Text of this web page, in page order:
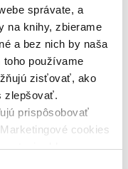
správate, a
na knihy, zbierame
a bez nich by naša
používame
zisťovať, ako
zlepšovať.
prispôsobovať
cookies
reklamy.